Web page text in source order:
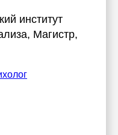
институт
, Магистр,